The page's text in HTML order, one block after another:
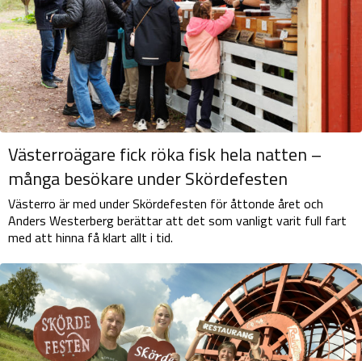
Västerroägare fick röka fisk hela natten –
många besökare under Skördefesten
Västerro är med under Skördefesten för åttonde året och
Anders Westerberg berättar att det som vanligt varit full fart
med att hinna få klart allt i tid.